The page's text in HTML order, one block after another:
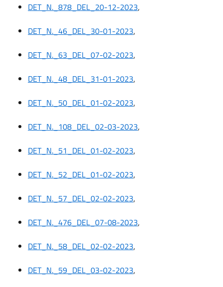
DET_N._878_DEL_20-12-2023,
DET_N._46_DEL_30-01-2023,
DET_N._63_DEL_07-02-2023,
DET_N._48_DEL_31-01-2023,
DET_N._50_DEL_01-02-2023,
DET_N._108_DEL_02-03-2023,
DET_N._51_DEL_01-02-2023,
DET_N._52_DEL_01-02-2023,
DET_N._57_DEL_02-02-2023,
DET_N._476_DEL_07-08-2023,
DET_N._58_DEL_02-02-2023,
DET_N._59_DEL_03-02-2023,